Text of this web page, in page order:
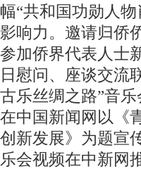
幅“共和国功勋人
影响力。邀请归侨
参加侨界代表人士
日慰问、座谈交流
古乐丝绸之路”音
在中国新闻网以《
创新发展》为题宣
乐会视频在中新网